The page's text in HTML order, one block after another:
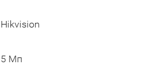
Hikvision
5 Мп